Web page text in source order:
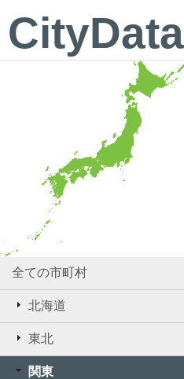
CityData
全ての市町村
北海道
東北
関東